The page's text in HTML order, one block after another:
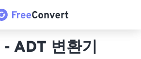
- ADT 변환기